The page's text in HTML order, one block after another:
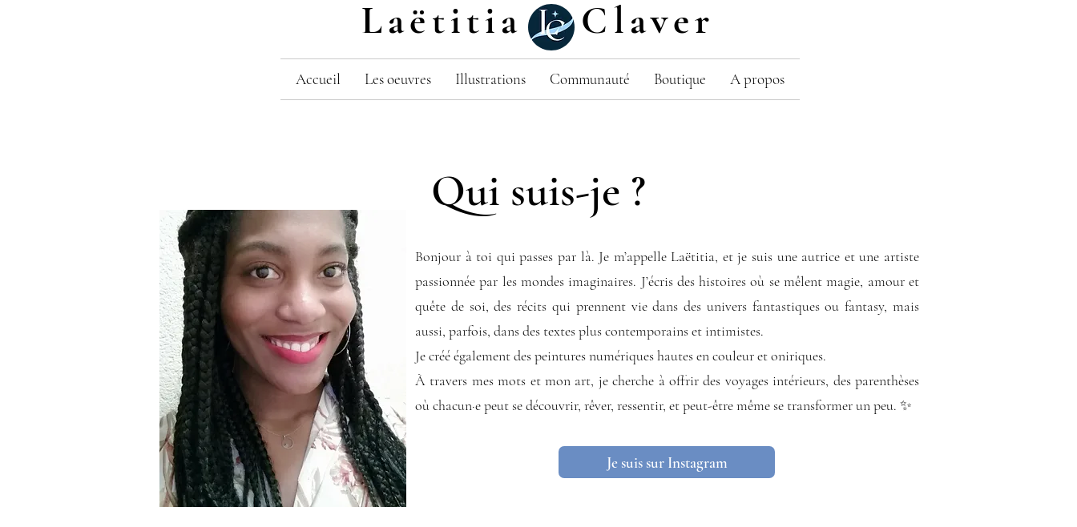
Laëtitia Claver
Accueil Les oeuvres Illustrations Communauté Boutique A propos
Qui suis-je ?
Bonjour à toi qui passes par là. Je m’appelle Laëtitia, et je suis une autrice et une artiste
passionnée par les mondes imaginaires. J’écris des histoires où se mêlent magie, amour et
quête de soi, des récits qui prennent vie dans des univers fantastiques ou fantasy, mais
aussi, parfois, dans des textes plus contemporains et intimistes.
Je créé également des peintures numériques hautes en couleur et oniriques.
À travers mes mots et mon art, je cherche à offrir des voyages intérieurs, des parenthèses
où chacun·e peut se découvrir, rêver, ressentir, et peut-être même se transformer un peu. ✨
Je suis sur Instagram